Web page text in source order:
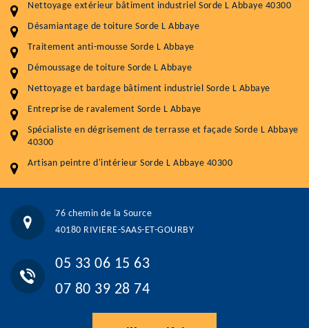
Nettoyage extérieur bâtiment industriel Sorde L Abbaye 40300
Désamiantage de toiture Sorde L Abbaye
Traitement anti-mousse Sorde L Abbaye
Démoussage de toiture Sorde L Abbaye
Nettoyage et bardage bâtiment industriel Sorde L Abbaye
Entreprise de ravalement Sorde L Abbaye
Spécialiste en dégrisement de terrasse et façade Sorde L Abbaye
40300
Artisan peintre d'intérieur Sorde L Abbaye 40300
76 chemin de la Source
40180 RIVIERE-SAAS-ET-GOURBY
05 33 06 15 63
07 80 39 28 74
Service
Nettoyageb toiture
Démoussage toiture
Traitement hydrofuge toiture
Prix au m²
9 € / m²
Artisant local recommander
76 chemin de la Source 40180 RIVIERE-SAAS-ET-GOURBY